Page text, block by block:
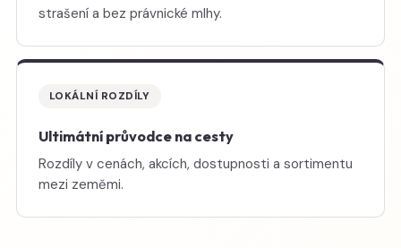
strašení a bez právnické mlhy.
LOKÁLNÍ ROZDÍLY
Ultimátní průvodce na cesty
Rozdíly v cenách, akcích, dostupnosti a sortimentu
mezi zeměmi.